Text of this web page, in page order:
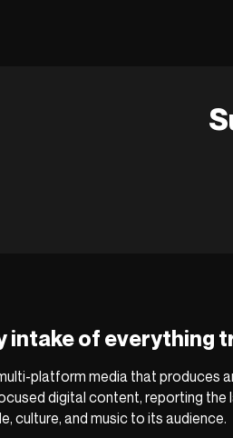
intake of everything
platform media that produces
digital content, reporting the
culture, and music to its audience.